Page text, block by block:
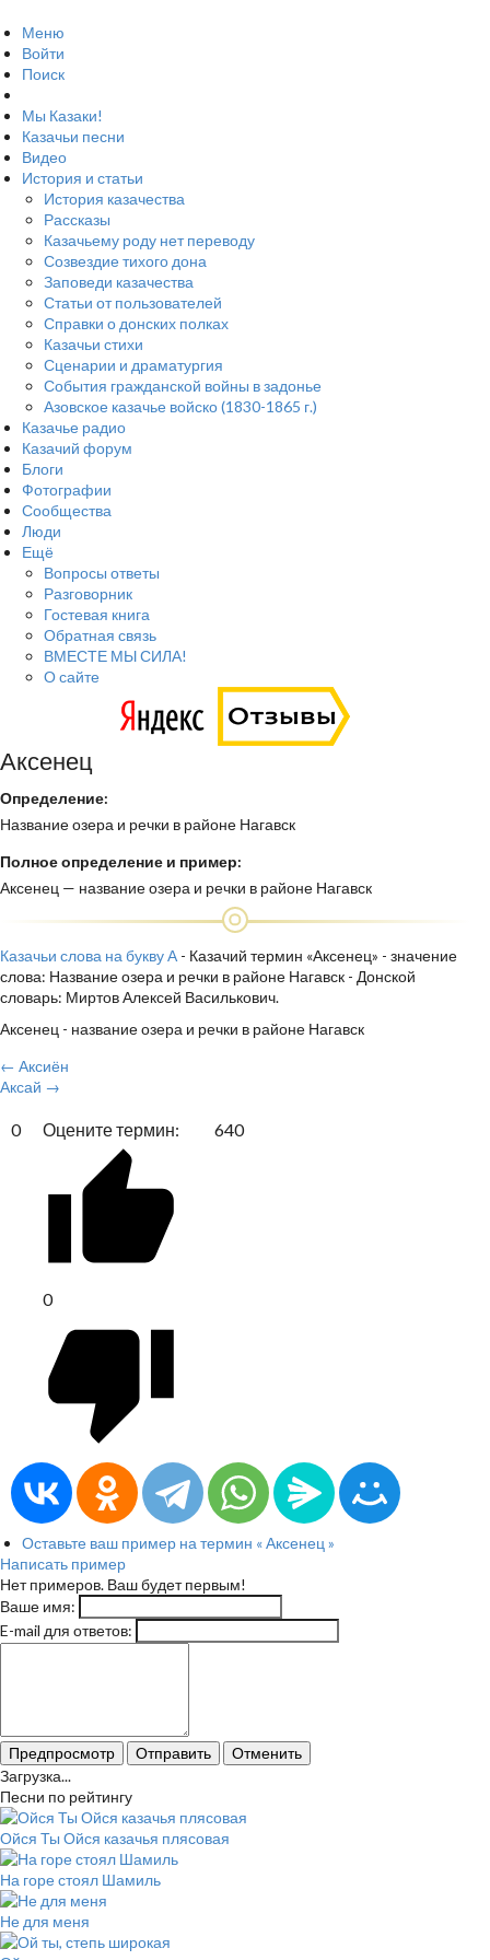
Меню
Войти
Поиск
Мы Казаки!
Казачьи песни
Видео
История и статьи
История казачества
Рассказы
Казачьему роду нет переводу
Созвездие тихого дона
Заповеди казачества
Статьи от пользователей
Справки о донских полках
Казачьи стихи
Сценарии и драматургия
События гражданской войны в задонье
Азовское казачье войско (1830-1865 г.)
Казачье радио
Казачий форум
Блоги
Фотографии
Сообщества
Люди
Ещё
Вопросы ответы
Разговорник
Гостевая книга
Обратная связь
ВМЕСТЕ МЫ СИЛА!
О сайте
Аксенец
Определение:
Название озера и речки в районе Нагавск
Полное определение и пример:
Аксенец — название озера и речки в районе Нагавск
Казачьи слова на букву А - Казачий термин «Аксенец» - значение
слова: Название озера и речки в районе Нагавск - Донской
словарь: Миртов Алексей Василькович.
Аксенец - название озера и речки в районе Нагавск
← Аксиён
Аксай →
0 Оцените термин:
0
640
Оставьте ваш пример на термин « Аксенец »
Написать пример
Нет примеров. Ваш будет первым!
Ваше имя:
E-mail для ответов:
Предпросмотр Отправить Отменить
Загрузка...
Песни по рейтингу
Ойся Ты Ойся казачья плясовая
На горе стоял Шамиль
Не для меня